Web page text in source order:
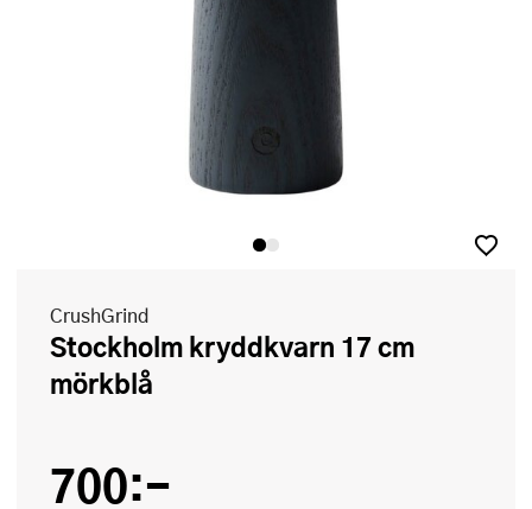
CrushGrind
Stockholm kryddkvarn 17 cm
mörkblå
700:-